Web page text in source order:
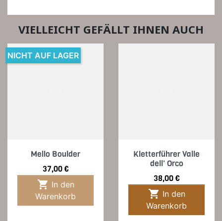
VIELLEICHT GEFÄLLT IHNEN AUCH
Mello Boulder
Preis
37,00 €

Warenkorb
NICHT AUF LAGER
Kletterführer Valle
dell' Orco
Preis
38,00 €

Warenkorb